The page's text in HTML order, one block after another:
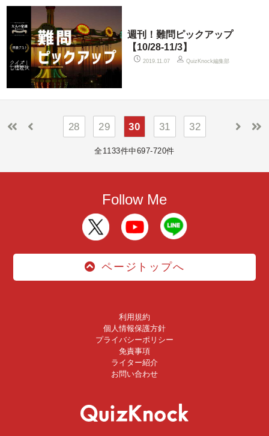
週刊！難問ピックアップ
【10/28-11/3】
2019.11.07 QuizKnock編集部
28 29 30 31 32
全1133件中697-720件
Follow Me
ページトップへ
利用規約
個人情報保護方針
プライバシーポリシー
免責事項
ライター紹介
お問い合わせ